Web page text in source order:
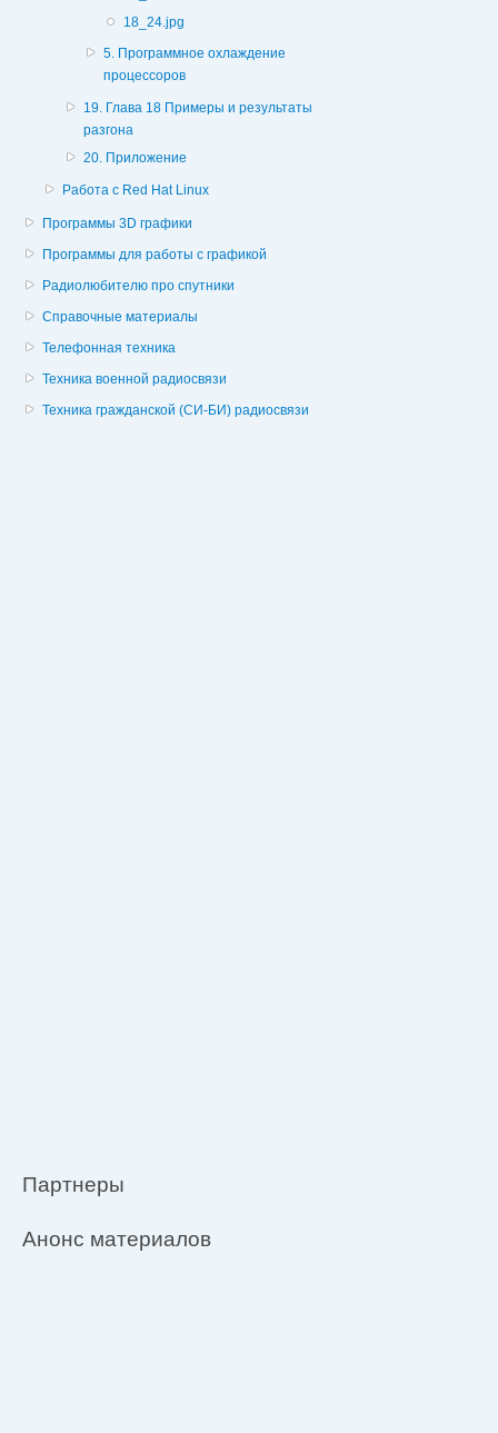
18_24.jpg
5. Программное охлаждение
процессоров
19. Глава 18 Примеры и результаты
разгона
20. Приложение
Работа с Red Hat Linux
Программы 3D графики
Программы для работы с графикой
Радиолюбителю про спутники
Справочные материалы
Телефонная техника
Техника военной радиосвязи
Техника гражданской (СИ-БИ) радиосвязи
Партнеры
Анонс материалов